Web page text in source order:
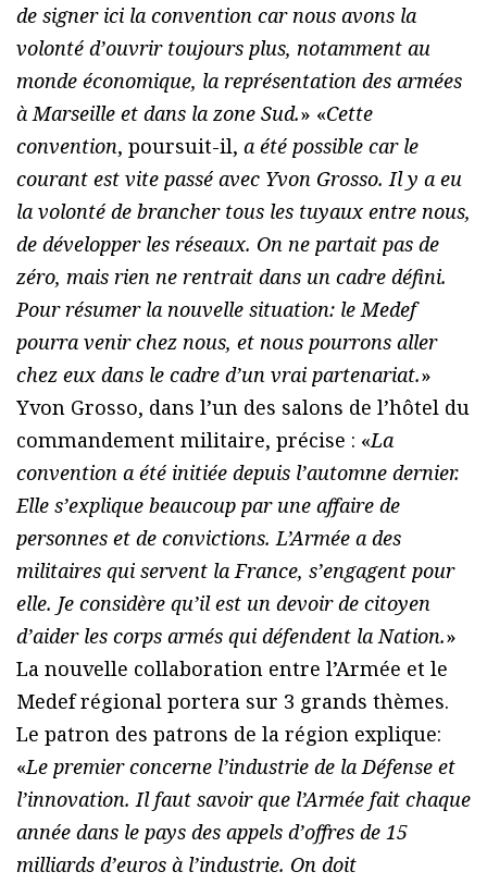
de signer ici la convention car nous avons la
volonté d’ouvrir toujours plus, notamment au
monde économique, la représentation des armées
à Marseille et dans la zone Sud.» «Cette
convention, poursuit-il, a été possible car le
courant est vite passé avec Yvon Grosso. Il y a eu
la volonté de brancher tous les tuyaux entre nous,
de développer les réseaux. On ne partait pas de
zéro, mais rien ne rentrait dans un cadre défini.
Pour résumer la nouvelle situation: le Medef
pourra venir chez nous, et nous pourrons aller
chez eux dans le cadre d’un vrai partenariat.»
Yvon Grosso, dans l’un des salons de l’hôtel du
commandement militaire, précise : «La
convention a été initiée depuis l’automne dernier.
Elle s’explique beaucoup par une affaire de
personnes et de convictions. L’Armée a des
militaires qui servent la France, s’engagent pour
elle. Je considère qu’il est un devoir de citoyen
d’aider les corps armés qui défendent la Nation.»
La nouvelle collaboration entre l’Armée et le
Medef régional portera sur 3 grands thèmes.
Le patron des patrons de la région explique:
«Le premier concerne l’industrie de la Défense et
l’innovation. Il faut savoir que l’Armée fait chaque
année dans le pays des appels d’offres de 15
milliards d’euros à l’industrie. On doit